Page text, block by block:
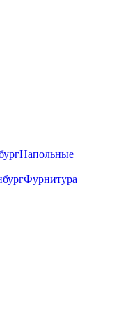
Напольные
Фурнитура